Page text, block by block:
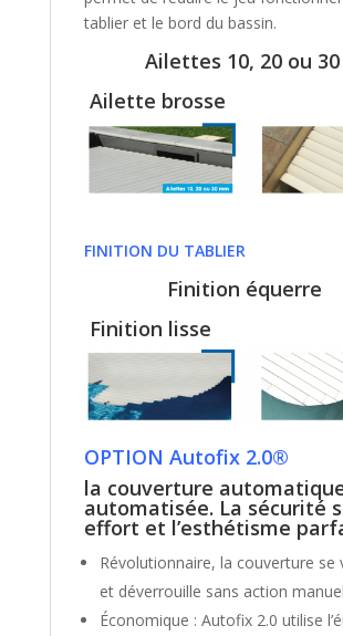
tablier et le bord du bassin.
Ailettes 10, 20 ou
Ailette brosse
FINITION DU TABLIER
Finition
Finition lisse
OPTION Autofix 2.0®
la couverture
automatisée. La sécurité
effort et l’esthétisme
Révolutionnaire, la couverture se
et déverrouille sans action
Économique : Autofix 2.0 utilise